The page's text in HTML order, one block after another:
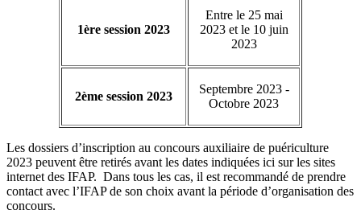
1ère session 2023
Entre le 25 mai
2023 et le 10 juin
2023
2ème session 2023
Septembre 2023 -
Octobre 2023
Les dossiers d’inscription au concours auxiliaire de puériculture
2023 peuvent être retirés avant les dates indiquées ici sur les sites
internet des IFAP. Dans tous les cas, il est recommandé de prendre
contact avec l’IFAP de son choix avant la période d’organisation des
concours.